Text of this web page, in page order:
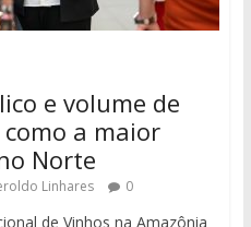
e volume de
a maior
Norte
Linhares 0
de Vinhos na Amazônia